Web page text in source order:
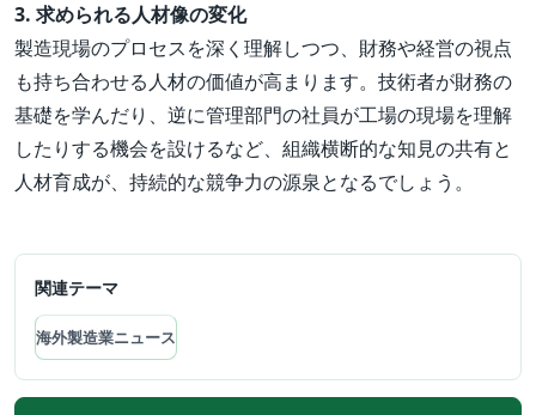
3. 求められる人材像の変化
製造現場のプロセスを深く理解しつつ、財務や経営の視点
も持ち合わせる人材の価値が高まります。技術者が財務の
基礎を学んだり、逆に管理部門の社員が工場の現場を理解
したりする機会を設けるなど、組織横断的な知見の共有と
人材育成が、持続的な競争力の源泉となるでしょう。
関連テーマ
海外製造業ニュース